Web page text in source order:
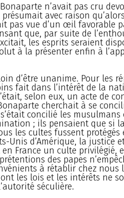
n’avait pas cru
avec raison
pas vue d’un œil favorable
que, par suite de
les esprits seraient
à la présenter enfin à
d’être unanime. Pour les
fait dans l’intérêt de la
selon eux, un acte de
cherchait à se
concilié les musulmans
; ils pensaient que si
les cultes fussent protégés
Unis d’Amérique, la justice
France un culte privilégié,
des papes
à rétablir chez
les lois et les intérêts ne
séculière.